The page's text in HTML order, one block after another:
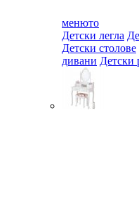
менюто
Детски легла
Детски столове
дивани Детски